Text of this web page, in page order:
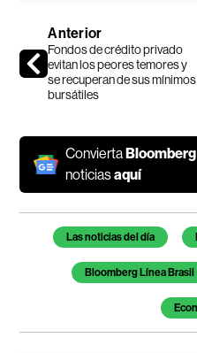
Anterior
Fondos de crédito privado
evitan los peores temores y
se recuperan de sus mínimos
bursátiles
Convierta
noticiasaquí
Temas de este artículo
Las noticias del día
Bloomberg Línea Brasil